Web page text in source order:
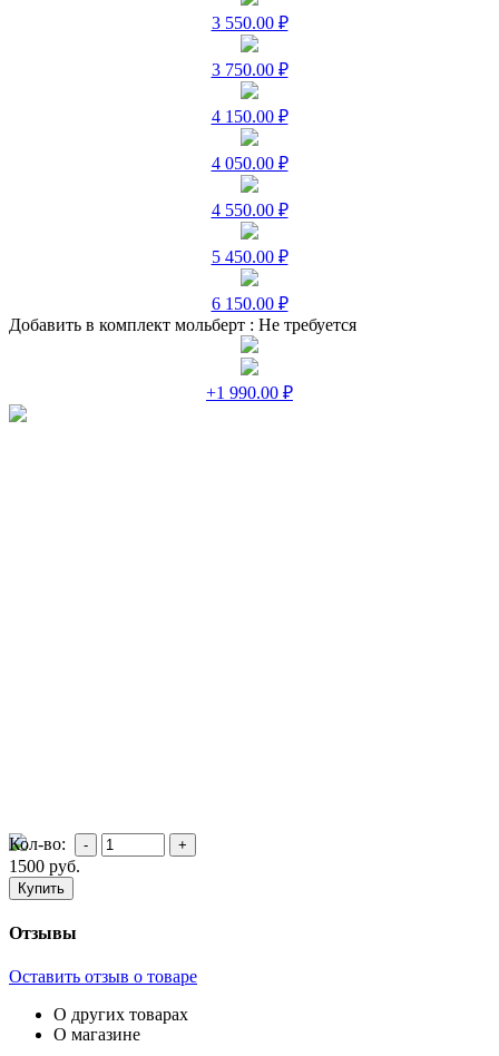
3 550.00 ₽
3 750.00 ₽
4 150.00 ₽
4 050.00 ₽
4 550.00 ₽
5 450.00 ₽
6 150.00 ₽
Добавить в комплект мольберт : Не требуется
+1 990.00 ₽
Кол-во:
1500 руб.
Отзывы
Оставить отзыв о товаре
О других товарах
О магазине